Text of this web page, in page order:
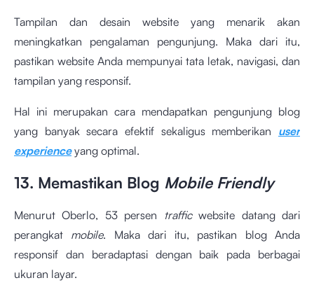
Tampilan dan desain website yang menarik akan
meningkatkan pengalaman pengunjung. Maka dari itu,
pastikan website Anda mempunyai tata letak, navigasi, dan
tampilan yang responsif.
Hal ini merupakan cara mendapatkan pengunjung blog
yang banyak secara efektif sekaligus memberikan user
experience yang optimal.
13. Memastikan Blog Mobile Friendly
Menurut Oberlo, 53 persen trafficwebsite datang dari
perangkat mobile. Maka dari itu, pastikan blog Anda
responsif dan beradaptasi dengan baik pada berbagai
ukuran layar.